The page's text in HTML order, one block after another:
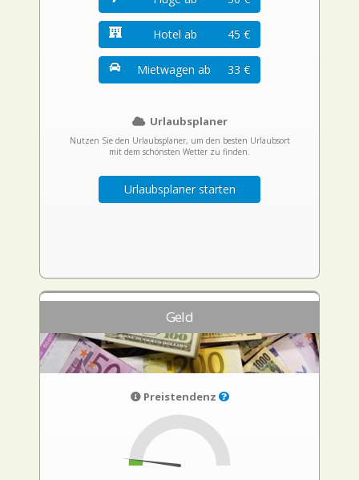
Hotel ab 45 €
Mietwagen ab 33 €
Urlaubsplaner
Nutzen Sie den Urlaubsplaner, um den besten Urlaubsort
mit dem schönsten Wetter zu finden.
Urlaubsplaner starten
Geld
Preistendenz